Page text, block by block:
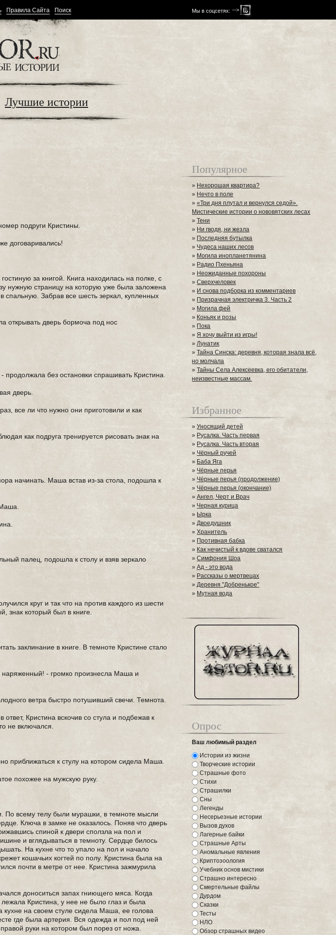
Мы в соцсетях: -->
Правила Сайта Поиск
Лучшие истории
подруги Кристины.
договаривались!
за книгой. Книга находилась на полке, с
нужную страницу на которую уже была заложена
Забрав все шесть зеркал, купленных
открывать дверь бормоча под нос
без остановки спрашивать Кристина.
дверь.
все ли что нужно они приготовили и как
как подруга тренируется рисовать знак на
начинать. Маша встав из-за стола, подошла к
палец, подошла к столу и взяв зеркало
круг и так что на против каждого из шести
знак который был в книге.
заклинание в книге. В темноте Кристине стало
- громко произнесла Маша и
ветра быстро потушивший свечи. Темнота.
Кристина вскочив со стула и подбежав к
не включался.
приближаться к стулу на котором сидела Маша.
похожее на мужскую руку.
По всему телу были мурашки, в темноте мысли
Ключа в замке не оказалось. Поняв что дверь
спиной к двери сползла на пол и
и вглядываться в темноту. Сердце билось
На кухне что то упало на пол и начало
кошачьих когтей по полу. Кристина была на
почти в метре от нее. Кристина зажмурила
доноситься запах гниющего мяса. Когда
Кристина, у нее не было глаз и была
на своем стуле сидела Маша, ее голова
где была артерия. Вся одежда и пол под ней
руки на котором был порез от ножа.
Популярное
» Нехорошая квартира?
» Нечто в поле
»«Три дня плутал и вернулся седой».
Мистические истории о нововятских лесах
»Тени
» Ни гводя, ни жезла
» Последняя бутылка
» Чудеса наших лесов
» Могила инопланетянина
» Радио Пхеньяна
» Неожиданные похороны
»Сверхчеловек
» И снова подборка из комментариев
» Призрачная электричка 3. Часть 2
» Могила фей
» Коньяк и розы
» Пока
»Я хочу выйти из игры!
»Лунатик
»Тайна Синска: деревня, которая знала всё,
но молчала
»Тайны Села Алексеевка, его обитатели,
неизвестные массам.
Избранное
»Уносящий детей
» Русалка. Часть первая
» Русалка. Часть вторая
» Чёрный ручей
» Баба Яга
»Чёрные перья
» Чёрные перья (продолжение)
» Чёрные перья (окончание)
»Ангел, Черт и Врач
» Черная курица
» Ырка
»Двоедушник
»Хранитель
» Противная бабка
» Как нечистый к вдове сватался
»Симфония Шоа
»Ад - это вода
» Рассказы о мертвецах
»Деревня "Добренькое"
» Мутная вода
Опрос
Ваш любимый раздел
Истории из жизни
Творческие истории
Страшные фото
Стихи
Страшилки
Сны
Легенды
Несерьезные истории
Вызов духов
Лагерные байки
Страшные Арты
Аномальные явления
Криптозоология
Учебник основ мистики
Страшно интересно
Смертельные файлы
Дурдом
Сказки
Тесты
НЛО
Обзор страшных видео